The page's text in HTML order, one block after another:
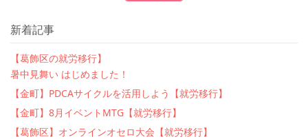
新着記事
【葛飾区の就労移行】
暑中見舞い はじめました！
【金町】PDCAサイクルを活用しよう【就労移行】
【金町】8月イベントMTG【就労移行】
【葛飾区】オンラインオセロ大会【就労移行】